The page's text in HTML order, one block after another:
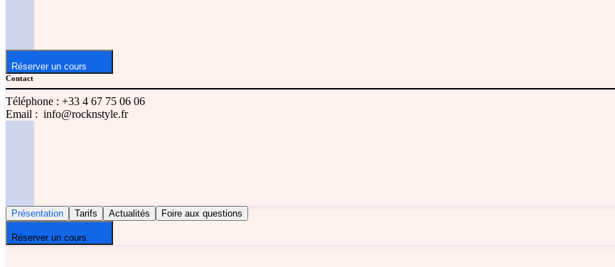
Réserver un cours
Contact
Téléphone : +33 4 67 75 06 06
Email : info@rocknstyle.fr
Présentation Tarifs Actualités Foire aux questions
Réserver un cours